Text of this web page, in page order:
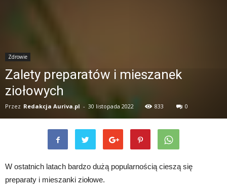
Zdrowie
Zalety preparatów i mieszanek
ziołowych
Przez Redakcja Auriva.pl - 30 listopada 2022 833 0
W ostatnich latach bardzo dużą popularnością cieszą się
preparaty i mieszanki ziołowe.